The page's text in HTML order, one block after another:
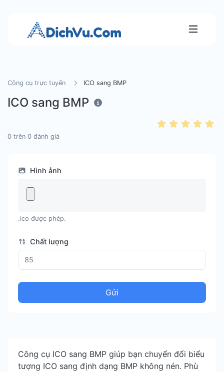
Công cụ trực tuyến ICO sang BMP
ICO sang BMP
0 trên 0 đánh giá
Hình ảnh
.ico được phép.
Chất lượng
Gửi
Công cụ ICO sang BMP giúp bạn chuyển đổi biểu
tượng ICO sang định dạng BMP không nén. Phù